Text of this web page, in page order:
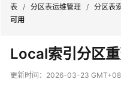
动
态
表 / 分区表运维管理 / 分区表
可用
Local索引分区
更新时间： 2026-03-23